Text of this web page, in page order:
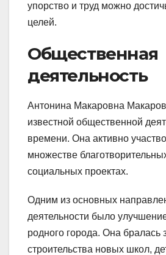
упорство и труд можно
целей.
Общественная
деятельность
Антонина Макаровна
известной общественной
времени. Она активно
множестве
социальных проектах.
Одним из основных
деятельности было
родного города. Она бралась
строительства новых школ,